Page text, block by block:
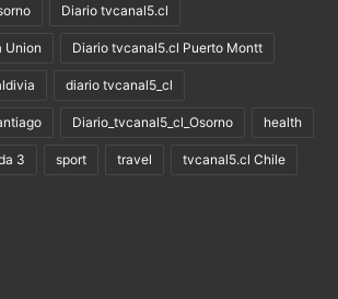
Diario tvcanal5.cl
Union Diario tvcanal5.cl Puerto Montt
diario tvcanal5_cl
Diario_tvcanal5_cl_Osorno health
3 sport travel tvcanal5.cl Chile